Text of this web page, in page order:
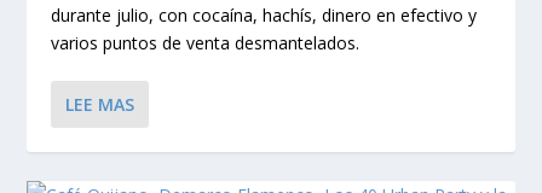
durante julio, con cocaína, hachís, dinero en efectivo y
varios puntos de venta desmantelados.
LEE MAS